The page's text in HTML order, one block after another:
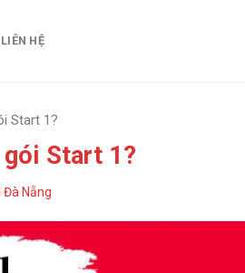
LIÊN HỆ
Start 1?
gói Start 1?
Nẵng